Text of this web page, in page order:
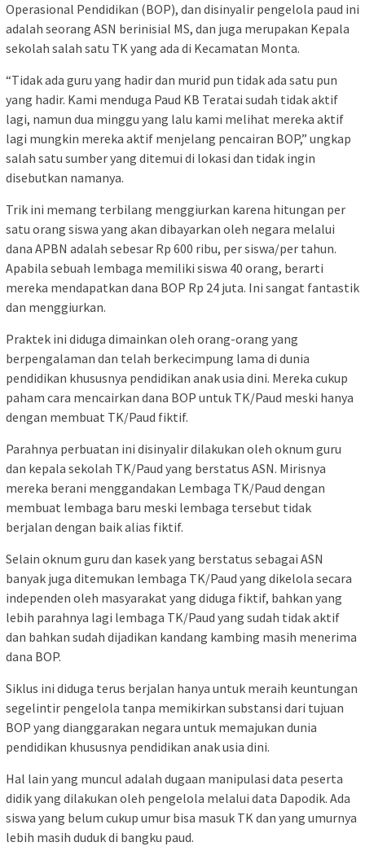
Operasional Pendidikan (BOP), dan disinyalir pengelola paud ini
adalah seorang ASN berinisial MS, dan juga merupakan Kepala
sekolah salah satu TK yang ada di Kecamatan Monta.
“Tidak ada guru yang hadir dan murid pun tidak ada satu pun
yang hadir. Kami menduga Paud KB Teratai sudah tidak aktif
lagi, namun dua minggu yang lalu kami melihat mereka aktif
lagi mungkin mereka aktif menjelang pencairan BOP,” ungkap
salah satu sumber yang ditemui di lokasi dan tidak ingin
disebutkan namanya.
Trik ini memang terbilang menggiurkan karena hitungan per
satu orang siswa yang akan dibayarkan oleh negara melalui
dana APBN adalah sebesar Rp 600 ribu, per siswa/per tahun.
Apabila sebuah lembaga memiliki siswa 40 orang, berarti
mereka mendapatkan dana BOP Rp 24 juta. Ini sangat fantastik
dan menggiurkan.
Praktek ini diduga dimainkan oleh orang-orang yang
berpengalaman dan telah berkecimpung lama di dunia
pendidikan khususnya pendidikan anak usia dini. Mereka cukup
paham cara mencairkan dana BOP untuk TK/Paud meski hanya
dengan membuat TK/Paud fiktif.
Parahnya perbuatan ini disinyalir dilakukan oleh oknum guru
dan kepala sekolah TK/Paud yang berstatus ASN. Mirisnya
mereka berani menggandakan Lembaga TK/Paud dengan
membuat lembaga baru meski lembaga tersebut tidak
berjalan dengan baik alias fiktif.
Selain oknum guru dan kasek yang berstatus sebagai ASN
banyak juga ditemukan lembaga TK/Paud yang dikelola secara
independen oleh masyarakat yang diduga fiktif, bahkan yang
lebih parahnya lagi lembaga TK/Paud yang sudah tidak aktif
dan bahkan sudah dijadikan kandang kambing masih menerima
dana BOP.
Siklus ini diduga terus berjalan hanya untuk meraih keuntungan
segelintir pengelola tanpa memikirkan substansi dari tujuan
BOP yang dianggarakan negara untuk memajukan dunia
pendidikan khususnya pendidikan anak usia dini.
Hal lain yang muncul adalah dugaan manipulasi data peserta
didik yang dilakukan oleh pengelola melalui data Dapodik. Ada
siswa yang belum cukup umur bisa masuk TK dan yang umurnya
lebih masih duduk di bangku paud.